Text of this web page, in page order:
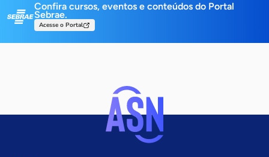
Confira cursos, eventos e conteúdos do Portal
Sebrae.
Acesse o Portal